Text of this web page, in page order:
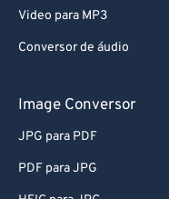
Video para MP3
Conversor de áudio
Image Conversor
JPG para PDF
PDF para JPG